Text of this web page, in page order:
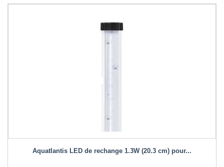
Aquatlantis LED de rechange 1.3W (20.3 cm) pour...